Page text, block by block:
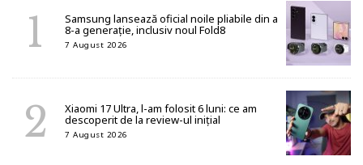
Samsung lansează oficial noile pliabile din a
8-a generație, inclusiv noul Fold8
7 August 2026
Xiaomi 17 Ultra, l-am folosit 6 luni: ce am
descoperit de la review-ul inițial
7 August 2026